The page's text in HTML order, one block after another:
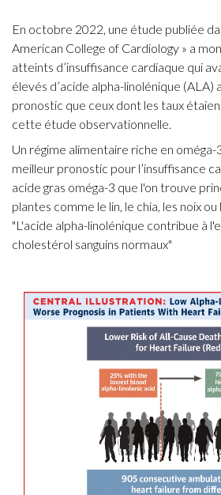
En octobre 2022, une étude publiée
American College of Cardiology » a
atteints d’insuffisance cardiaque qui
élevés d’acide alpha-linolénique (ALA)
pronostic que ceux dont les taux
cette étude observationnelle.
Un régime alimentaire riche en oméga-
meilleur pronostic pour l’insuffisance
acide gras oméga-3 que l'on trouve
plantes comme le lin, le chia, les noix ou
"L'acide alpha-linolénique contribue à
cholestérol sanguins normaux"